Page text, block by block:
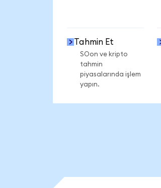
Tahmin Et
SOon ve kripto
tahmin
piyasalarında işlem
yapın.